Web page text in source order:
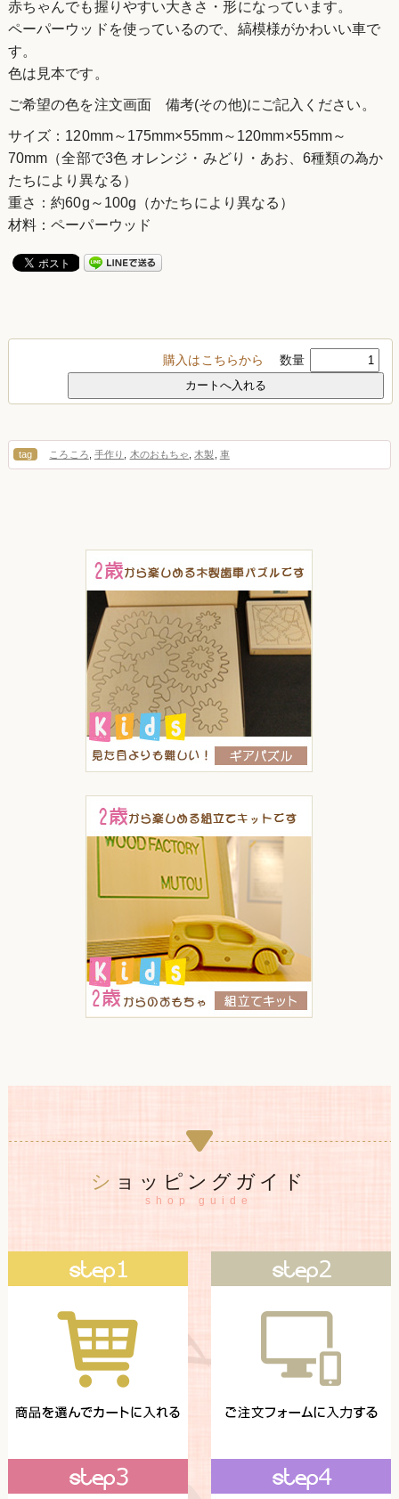
赤ちゃんでも握りやすい大きさ・形になっています。
ペーパーウッドを使っているので、縞模様がかわいい車で
す。
色は見本です。
ご希望の色を注文画面 備考(その他)にご記入ください。
サイズ：120mm～175mm×55mm～120mm×55mm～
70mm（全部で3色 オレンジ・みどり・あお、6種類の為か
たちにより異なる）
重さ：約60g～100g（かたちにより異なる）
材料：ペーパーウッド
購入はこちらから 数量
tag ころころ 手作り 木のおもちゃ 木製 車
ショッピングガイド
shop guide